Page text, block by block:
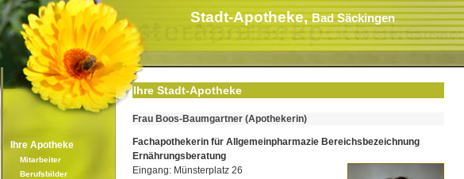
Stadt-Apotheke,Bad Säckingen
Ihre Apotheke
Mitarbeiter
Berufsbilder
Ihre Stadt-Apotheke
Frau Boos-Baumgartner (Apothekerin)
Fachapothekerin für Allgemeinpharmazie Bereichsbezeichnung
Ernährungsberatung
Eingang: Münsterplatz 26